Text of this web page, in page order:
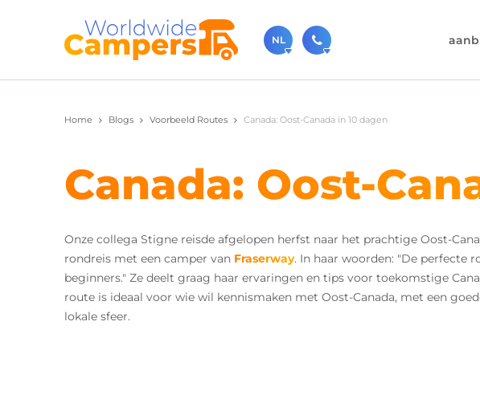
NL
030-6974964
Je kunt ons natuurlijk ook
Home Blogs Voorbeeld Routes Canada: Oost-Canada in 10 dagen
Canada: Oost-
Onze collega Stigne reisde afgelopen herfst naar het prachtige Oost-
rondreis met een camper van Fraserway. In haar woorden: "De perfecte
beginners." Ze deelt graag haar ervaringen en tips voor toekomstige
route is ideaal voor wie wil kennismaken met Oost-Canada, met een
lokale sfeer.